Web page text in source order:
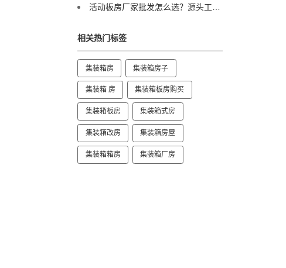
相关热门标签
集装箱房 集装箱房子
集装箱 房 集装箱板房购买
集装箱板房 集装箱式房
集装箱改房 集装箱房屋
集装箱箱房 集装箱厂房